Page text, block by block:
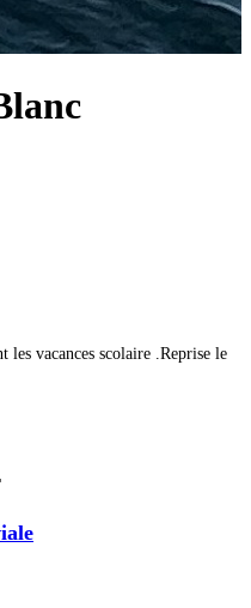
les vacances scolaire .Reprise le